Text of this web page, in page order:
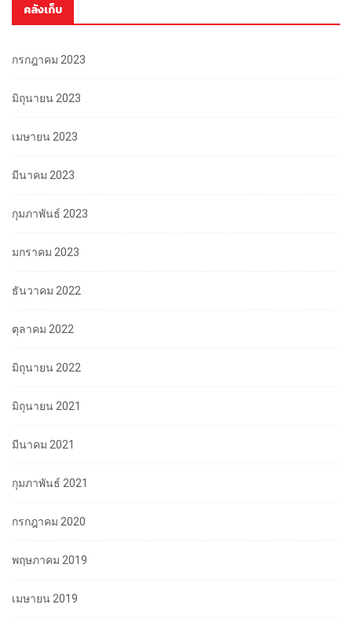
คลังเก็บ
กรกฎาคม 2023
มิถุนายน 2023
เมษายน 2023
มีนาคม 2023
กุมภาพันธ์ 2023
มกราคม 2023
ธันวาคม 2022
ตุลาคม 2022
มิถุนายน 2022
มิถุนายน 2021
มีนาคม 2021
กุมภาพันธ์ 2021
กรกฎาคม 2020
พฤษภาคม 2019
เมษายน 2019